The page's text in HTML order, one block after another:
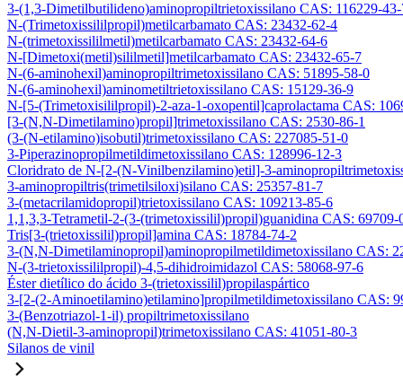
3-(1,3-Dimetilbutilideno)aminopropiltrietoxissilano CAS: 116229-
N-(Trimetoxissililpropil)metilcarbamato CAS: 23432-62-4
N-(trimetoxissililmetil)metilcarbamato CAS: 23432-64-6
N-[Dimetoxi(metil)sililmetil]metilcarbamato CAS: 23432-65-7
N-(6-aminohexil)aminopropiltrimetoxissilano CAS: 51895-58-0
N-(6-aminohexil)aminometiltrietoxissilano CAS: 15129-36-9
N-[5-(Trimetoxisililpropil)-2-aza-1-oxopentil]caprolactama CAS:
[3-(N,N-Dimetilamino)propil]trimetoxissilano CAS: 2530-86-1
(3-(N-etilamino)isobutil)trimetoxissilano CAS: 227085-51-0
3-Piperazinopropilmetildimetoxissilano CAS: 128996-12-3
Cloridrato de N-[2-(N-Vinilbenzilamino)etil]-3-
3-aminopropiltris(trimetilsiloxi)silano CAS: 25357-81-7
3-(metacrilamidopropil)trietoxissilano CAS: 109213-85-6
1,1,3,3-Tetrametil-2-(3-(trimetoxissilil)propil)guanidina CAS: 69709-
Tris[3-(trietoxissilil)propil]amina CAS: 18784-74-2
3-(N,N-Dimetilaminopropil)aminopropilmetildimetoxissilano CAS:
N-(3-trietoxissililpropil)-4,5-dihidroimidazol CAS: 58068-97-6
Éster dietílico do ácido 3-(trietoxissilil)propilaspártico
3-[2-(2-Aminoetilamino)etilamino]propilmetildimetoxissilano CAS:
3-(Benzotriazol-1-il) propiltrimetoxissilano
(N,N-Dietil-3-aminopropil)trimetoxissilano CAS: 41051-80-3
Silanos de vinil